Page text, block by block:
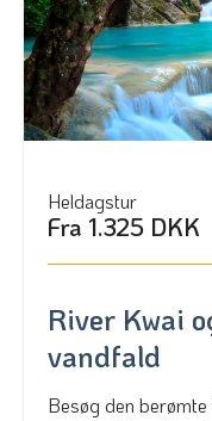
Heldagstur
Fra 1.325 DKK
River Kwai
vandfald
Besøg den